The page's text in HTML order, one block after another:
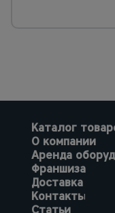
Каталог
О компании
Аренда
Франшиза
Доставка
Контакты
Статьи